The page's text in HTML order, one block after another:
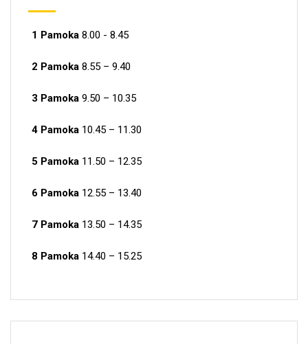
1 Pamoka 8.00 - 8.45
2 Pamoka 8.55 – 9.40
3 Pamoka 9.50 – 10.35
4 Pamoka 10.45 – 11.30
5 Pamoka 11.50 – 12.35
6 Pamoka 12.55 – 13.40
7 Pamoka 13.50 – 14.35
8 Pamoka 14.40 – 15.25